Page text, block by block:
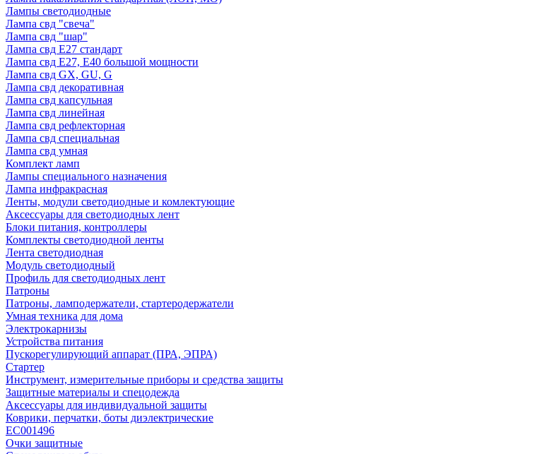
Лампы светодиодные
Лампа свд "свеча"
Лампа свд "шар"
Лампа свд E27 стандарт
Лампа свд E27, Е40 большой мощности
Лампа свд GX, GU, G
Лампа свд декоративная
Лампа свд капсульная
Лампа свд линейная
Лампа свд рефлекторная
Лампа свд специальная
Лампа свд умная
Комплект ламп
Лампы специального назначения
Лампа инфракрасная
Ленты, модули светодиодные и комлектующие
Аксессуары для светодиодных лент
Блоки питания, контроллеры
Комплекты светодиодной ленты
Лента светодиодная
Модуль светодиодный
Профиль для светодиодных лент
Патроны
Патроны, ламподержатели, стартеродержатели
Умная техника для дома
Электрокарнизы
Устройства питания
Пускорегулирующий аппарат (ПРА, ЭПРА)
Стартер
Инструмент, измерительные приборы и средства защиты
Защитные материалы и спецодежда
Аксессуары для индивидуальной защиты
Коврики, перчатки, боты диэлектрические
EC001496
Очки защитные